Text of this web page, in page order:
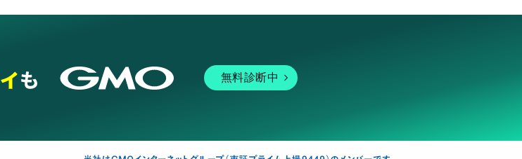
無料診断中